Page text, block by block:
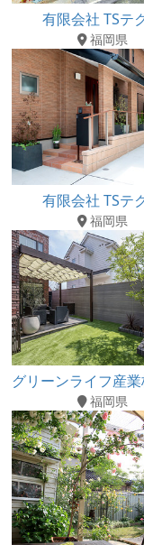
有限会社 TSテ
福岡県
有限会社 TSテ
福岡県
福岡県